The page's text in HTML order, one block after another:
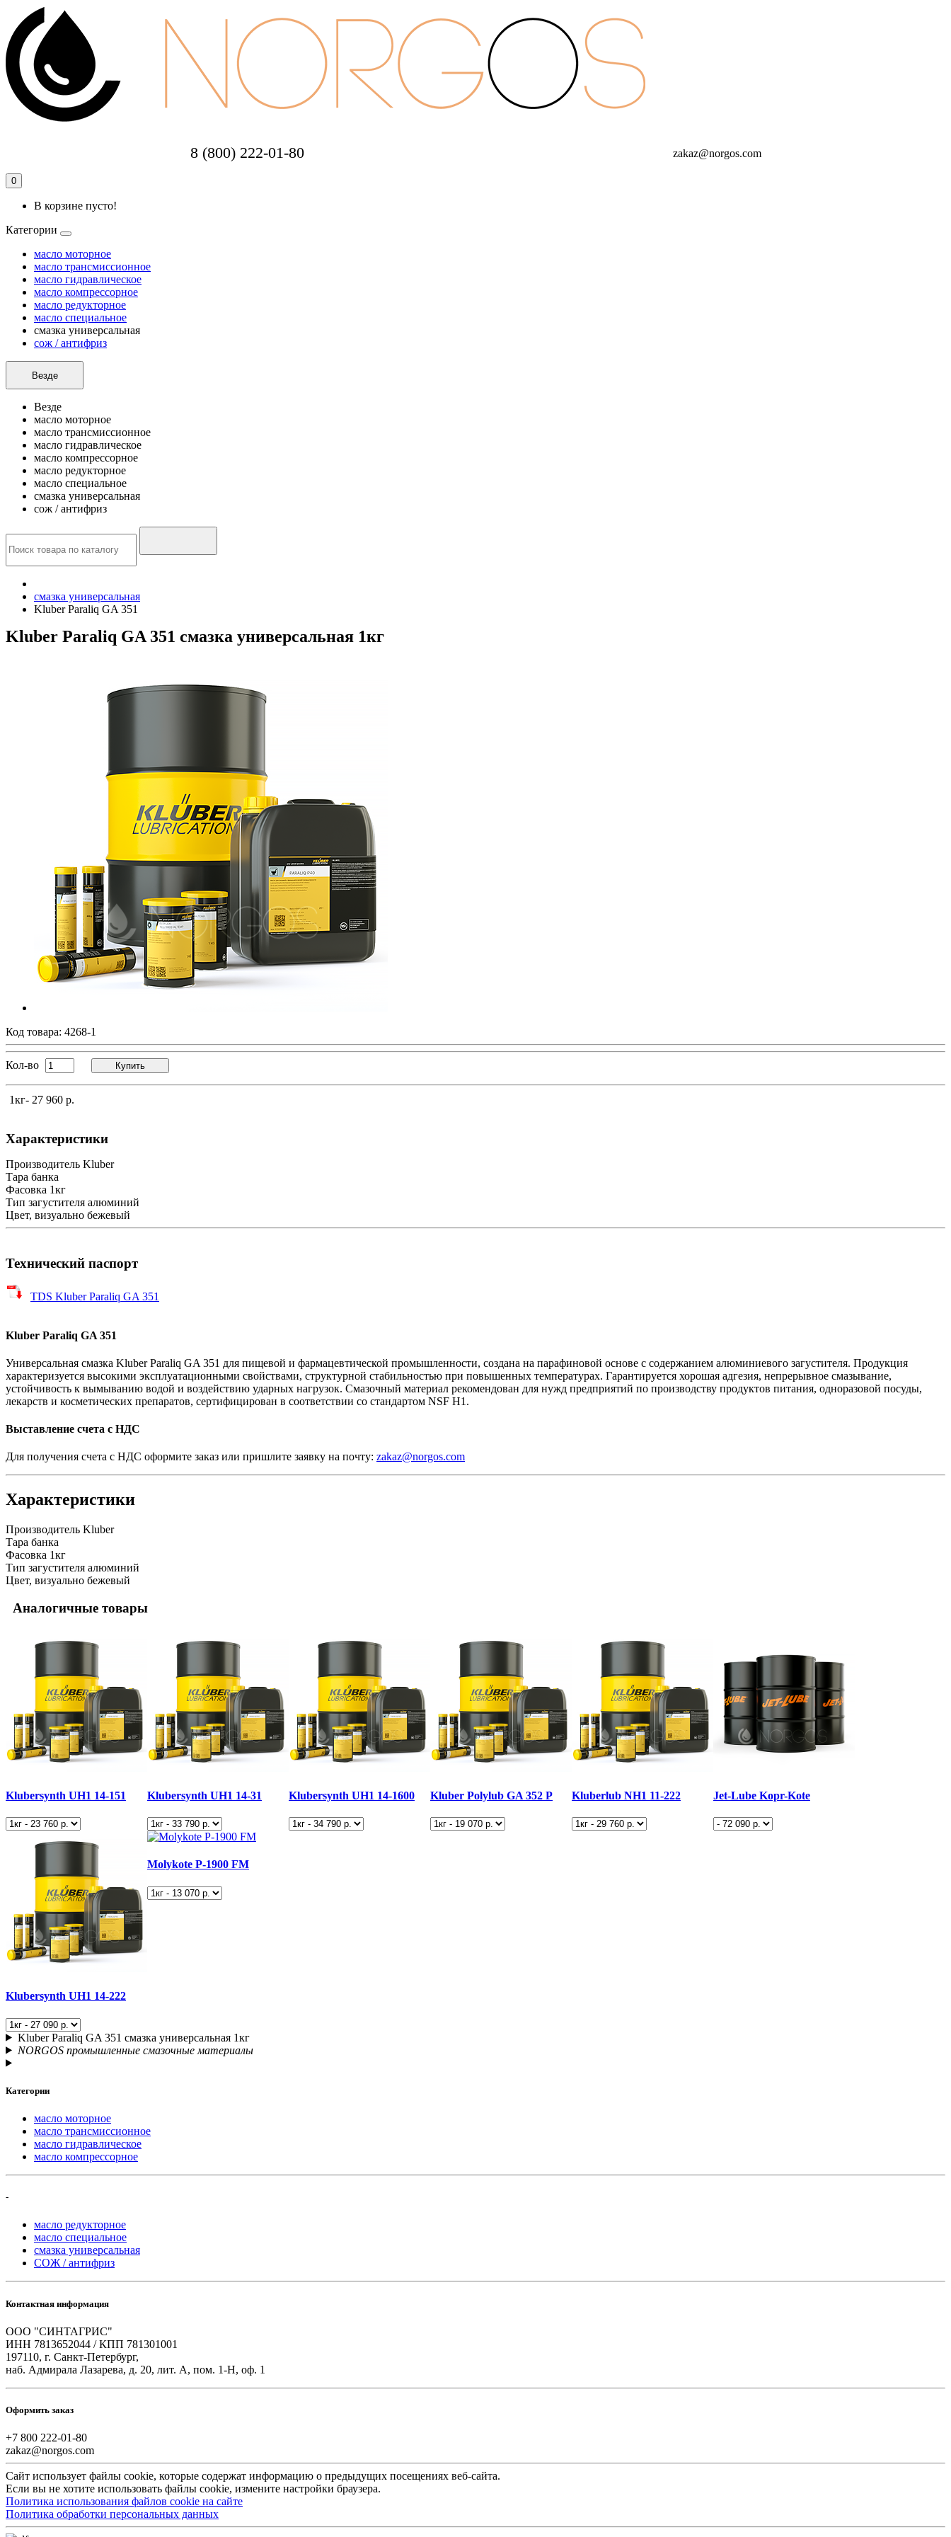
8 (800) 222-01-80 zakaz@norgos.com
0
В корзине пусто!
Категории
масло моторное
масло трансмиссионное
масло гидравлическое
масло компрессорное
масло редукторное
масло специальное
смазка универсальная
сож / антифриз
Везде
Везде
масло моторное
масло трансмиссионное
масло гидравлическое
масло компрессорное
масло редукторное
масло специальное
смазка универсальная
сож / антифриз
смазка универсальная
Kluber Paraliq GA 351
Kluber Paraliq GA 351 смазка универсальная 1кг
Код товара: 4268-1
Кол-во Купить
1кг- 27 960 р.
Характеристики
Производитель Kluber
Тара банка
Фасовка 1кг
Тип загустителя алюминий
Цвет, визуально бежевый
Технический паспорт
TDS Kluber Paraliq GA 351
Kluber Paraliq GA 351
Универсальная смазка Kluber Paraliq GA 351 для пищевой и фармацевтической промышленности, создана на парафиновой основе с содержанием алюминиевого загустителя. Продукция
характеризуется высокими эксплуатационными свойствами, структурной стабильностью при повышенных температурах. Гарантируется хорошая адгезия, непрерывное смазывание,
устойчивость к вымыванию водой и воздействию ударных нагрузок. Смазочный материал рекомендован для нужд предприятий по производству продуктов питания, одноразовой посуды,
лекарств и косметических препаратов, сертифицирован в соответствии со стандартом NSF H1.
Выставление счета с НДС
Для получения счета с НДС оформите заказ или пришлите заявку на почту: zakaz@norgos.com
Характеристики
Производитель Kluber
Тара банка
Фасовка 1кг
Тип загустителя алюминий
Цвет, визуально бежевый
Аналогичные товары
Klubersynth UH1 14-151 Klubersynth UH1 14-31 Klubersynth UH1 14-1600 Kluber Polylub GA 352 P Kluberlub NH1 11-222 Jet-Lube Kopr-Kote
Klubersynth UH1 14-222
Molykote P-1900 FM
Kluber Paraliq GA 351 смазка универсальная 1кг
NORGOS промышленные смазочные материалы
Категории
масло моторное
масло трансмиссионное
масло гидравлическое
масло компрессорное
-
масло редукторное
масло специальное
смазка универсальная
СОЖ / антифриз
Контактная информация
ООО "СИНТАГРИС"
ИНН 7813652044 / КПП 781301001
197110, г. Санкт-Петербург,
наб. Адмирала Лазарева, д. 20, лит. А, пом. 1-Н, оф. 1
Оформить заказ
+7 800 222-01-80
zakaz@norgos.com
Сайт использует файлы cookie, которые содержат информацию о предыдущих посещениях веб-сайта.
Если вы не хотите использовать файлы cookie, измените настройки браузера.
Политика использования файлов cookie на сайте
Политика обработки персональных данных